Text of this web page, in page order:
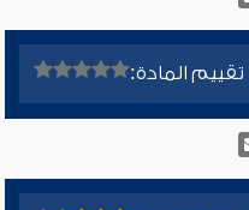
تقييم المادة: